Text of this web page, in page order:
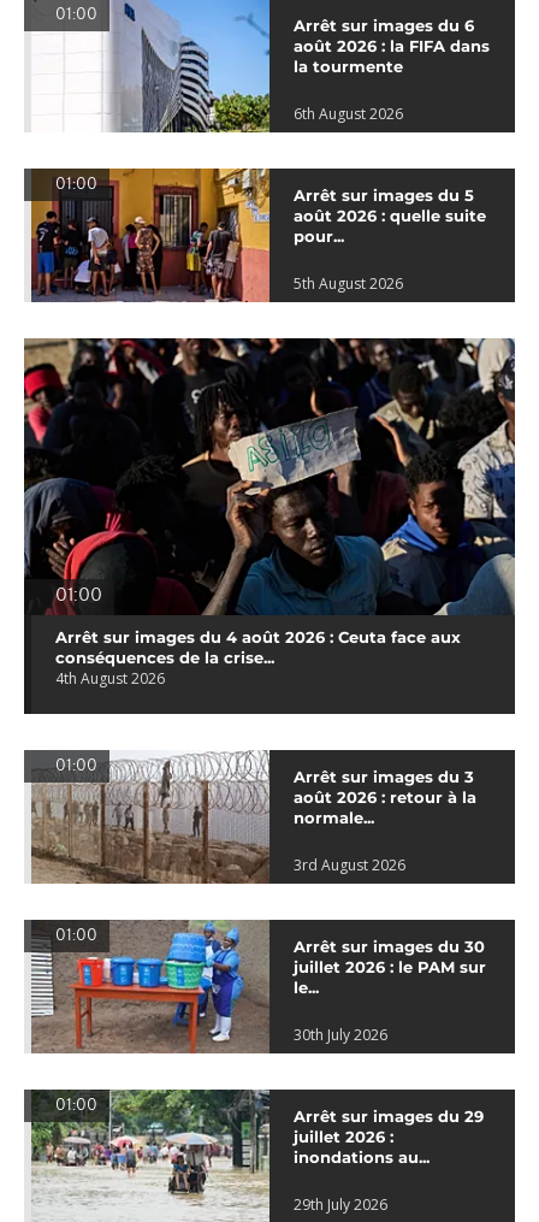
01:00
Arrêt sur images du 6
août 2026 : la FIFA dans
la tourmente
6th August 2026
01:00
Arrêt sur images du 5
août 2026 : quelle suite
pour...
5th August 2026
01:00
Arrêt sur images du 4 août 2026 : Ceuta face aux
conséquences de la crise...
4th August 2026
01:00
Arrêt sur images du 3
août 2026 : retour à la
normale...
3rd August 2026
01:00
Arrêt sur images du 30
juillet 2026 : le PAM sur
le...
30th July 2026
01:00
Arrêt sur images du 29
juillet 2026 :
inondations au...
29th July 2026